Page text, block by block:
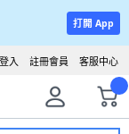
打開 App
客服中心
註冊會員
登入